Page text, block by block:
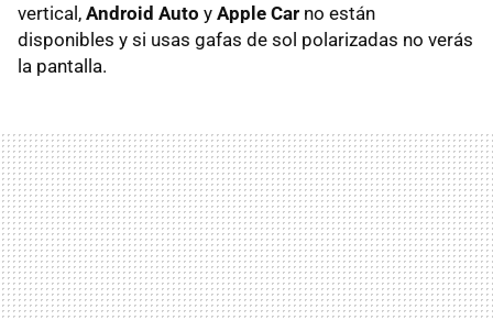
vertical, Android Auto y Apple Car no están
disponibles y si usas gafas de sol polarizadas no verás
la pantalla.